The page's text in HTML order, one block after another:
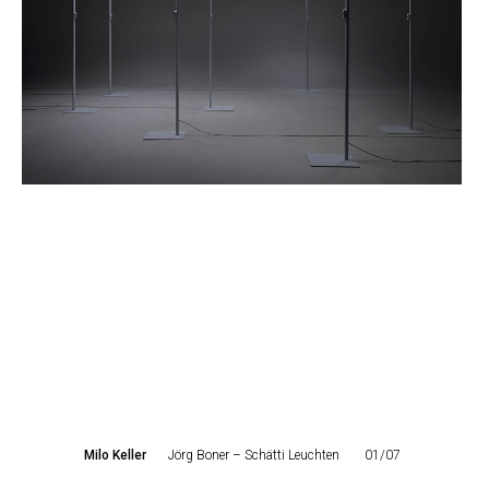
Milo Keller Jörg Boner – Schätti Leuchten 01/07